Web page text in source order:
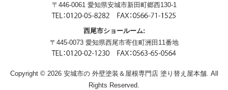
〒446-0061 愛知県安城市新田町郷西130-1
西尾市ショールーム:
〒445-0073 愛知県西尾市寄住町洲田11番地
Copyright © 2026 安城市の 外壁塗装＆屋根専門店 塗り替え屋本舗. All
Rights Reserved.